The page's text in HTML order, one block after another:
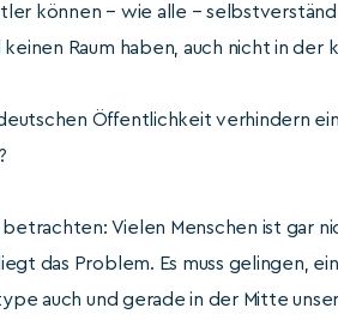
können – wie alle –
Raum haben, auch nicht in der
Öffentlichkeit verhindern
Vielen Menschen ist gar
das Problem. Es muss gelingen,
auch und gerade in der Mitte